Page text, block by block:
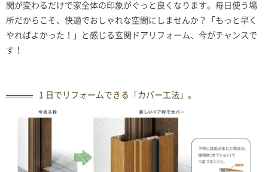
関が変わるだけで家全体の印象がぐっと良くなります。毎日使う場
所だからこそ、快適でおしゃれな空間にしませんか？「もっと早く
やればよかった！」と感じる玄関ドアリフォーム、今がチャンスで
す！
1 日でリフォームできる「カバー工法」。